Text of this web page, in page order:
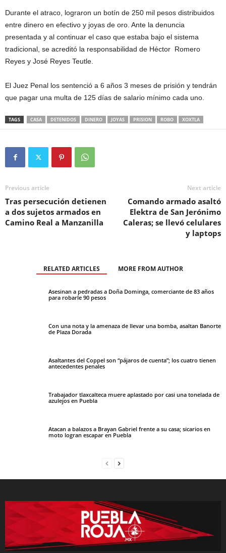
Durante el atraco, lograron un botín de 250 mil pesos distribuidos
entre dinero en efectivo y joyas de oro. Ante la denuncia
presentada y al continuar el caso que estaba bajo el sistema
tradicional, se acreditó la responsabilidad de Héctor Romero
Reyes y José Reyes Teutle.
El Juez Penal los sentenció a 6 años 3 meses de prisión y tendrán
que pagar una multa de 125 días de salario mínimo cada uno.
TAGS CASA DETENIDOS DINERO JOYAS PRISION ROBO XOXTLA
Previous article
Tras persecución detienen
a dos sujetos armados en
Camino Real a Manzanilla
Next article
Comando armado asaltó
Elektra de San Jerónimo
Caleras; se llevó celulares
y laptops
RELATED ARTICLES MORE FROM AUTHOR
Asesinan a pedradas a Doña Dominga, comerciante de 83 años
para robarle 90 pesos
Con una nota y la amenaza de llevar una bomba, asaltan Banorte
de Plaza Dorada
Asaltantes del Coppel son “pájaros de cuenta”; los cuatro tienen
antecedentes penales
Trabajador tlaxcalteca muere aplastado por casi una tonelada de
azulejos en Puebla
Atacan a balazos a Brayan Gabriel frente a su casa; sicarios en
moto logran escapar en Puebla